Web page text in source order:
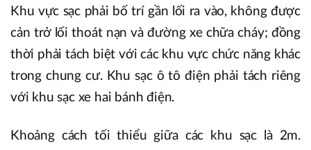
Khu vực sạc phải bố trí gần lối ra vào, không được
cản trở lối thoát nạn và đường xe chữa cháy; đồng
thời phải tách biệt với các khu vực chức năng khác
trong chung cư. Khu sạc ô tô điện phải tách riêng
với khu sạc xe hai bánh điện.
Khoảng cách tối thiểu giữa các khu sạc là 2m.